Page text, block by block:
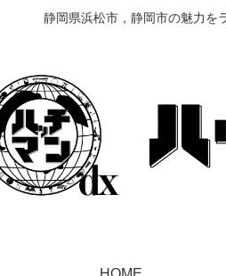
静岡県浜松市，静岡市の魅力を